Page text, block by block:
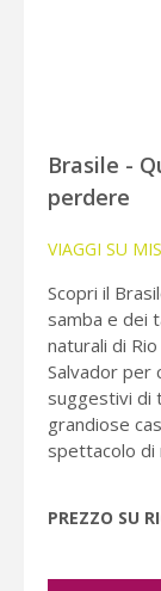
Brasile -
perdere
VIAGGI SU
Scopri il
samba e dei
naturali di
Salvador per
suggestivi di
grandiose
spettacolo di
PREZZO SU